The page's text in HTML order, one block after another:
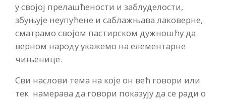
у својој прелашћености и заблуделости,
збуњује неупућене и саблажњава лаковерне,
сматрамо својом пастирском дужношћу да
верном народу укажемо на елементарне
чињенице.
Сви наслови тема на које он већ говори или
тек намерава да говори показују да се ради о